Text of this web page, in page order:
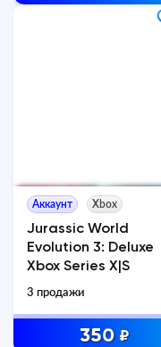
Аккаунт Xbox
Jurassic World
Evolution 3: Deluxe
Xbox Series X|S
3 продажи
350 ₽